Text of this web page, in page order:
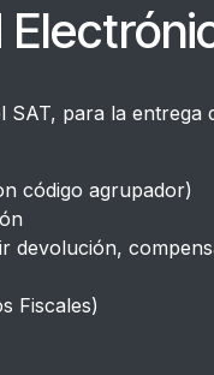
para la entrega
código agrupador)
devolución,
Fiscales)